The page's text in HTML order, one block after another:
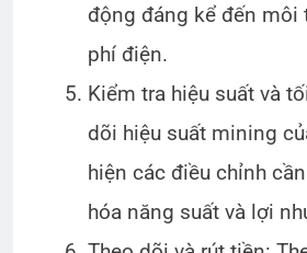
động đáng kể đến môi
phí điện.
Kiểm tra hiệu suất và
dõi hiệu suất mining
hiện các điều chỉnh
hóa năng suất và lợi